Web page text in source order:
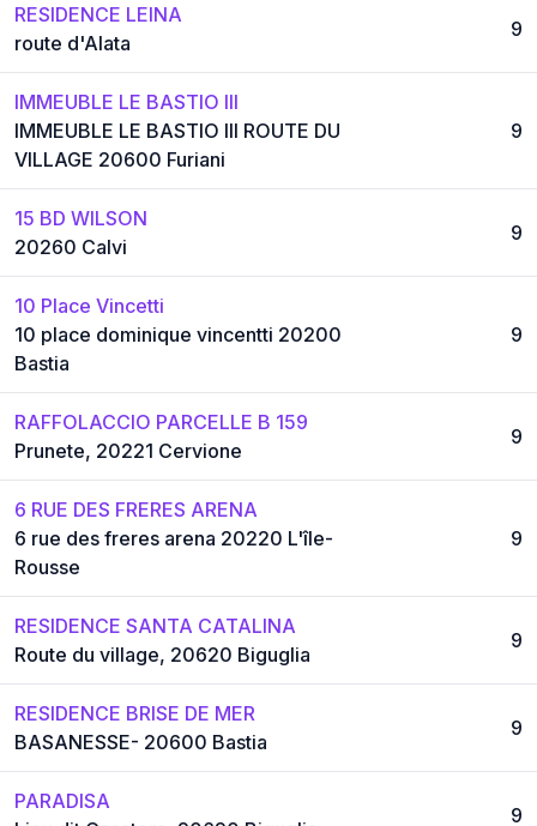
RESIDENCE LEINA
route d'Alata
9
IMMEUBLE LE BASTIO III
IMMEUBLE LE BASTIO III ROUTE DU
VILLAGE 20600 Furiani
9
15 BD WILSON
20260 Calvi
9
10 Place Vincetti
10 place dominique vincentti 20200
Bastia
9
RAFFOLACCIO PARCELLE B 159
Prunete, 20221 Cervione
9
6 RUE DES FRERES ARENA
6 rue des freres arena 20220 L'île-
Rousse
9
RESIDENCE SANTA CATALINA
Route du village, 20620 Biguglia
9
RESIDENCE BRISE DE MER
BASANESSE- 20600 Bastia
9
PARADISA
9